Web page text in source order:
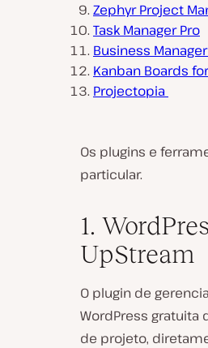
Zephyr Project
Task Manager Pro
Business Manager
Kanban Boards
Projectopia
Os plugins e
particular.
1.
UpStream
O plugin de
WordPress
de projeto,